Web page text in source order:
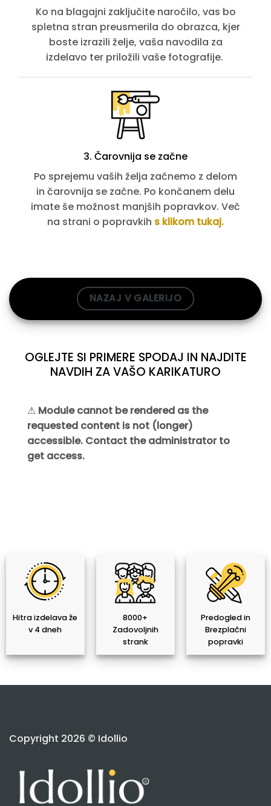
Ko na blagajni zaključite naročilo, vas bo
spletna stran preusmerila do obrazca, kjer
boste izrazili želje, vaša navodila za
izdelavo ter priložili vaše fotografije.
3. Čarovnija se začne
Po sprejemu vaših želja začnemo z delom
in čarovnija se začne. Po končanem delu
imate še možnost manjših popravkov. Več
na strani o popravkih s klikom tukaj.
NAZAJ V GALERIJO
OGLEJTE SI PRIMERE SPODAJ IN NAJDITE
NAVDIH ZA VAŠO KARIKATURO
⚠ Module cannot be rendered as the
requested content is not (longer)
accessible. Contact the administrator to
get access.
Hitra izdelava že
v 4 dneh
8000+
Zadovoljnih
strank
Predogled in
Brezplačni
popravki
Copyright 2026 © Idollio